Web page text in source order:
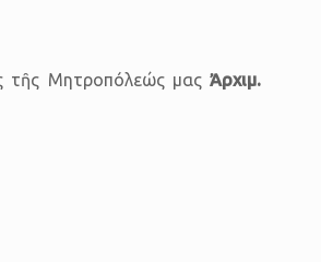
τῆς Μητροπόλεώς μαςἈρχιμ.